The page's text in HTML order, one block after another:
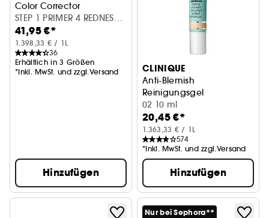
Color Corrector
STEP 1 PRIMER 4 REDNESS
CORRECTOR (30 ml)
41,95 €*
1.398,33 € / 1L
36
Erhältlich in 3 Größen
*Inkl. MwSt. und zzgl.Versand
Hinzufügen
CLINIQUE
Anti-Blemish
Reinigungsgel
02 10 ml
20,45 €*
1.363,33 € / 1L
574
*Inkl. MwSt. und zzgl.Versand
Hinzufügen
Nur bei Sephora**